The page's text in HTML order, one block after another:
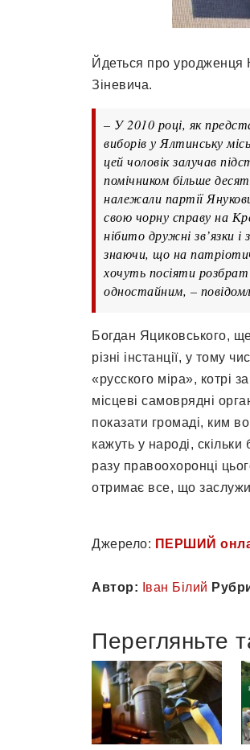
Йдеться про
Зіневича.
– У 2010 році, як
виборів у Ялтинську
цей чоловік залучав
помічником більше
належали партії
свою чорну справу на
нібито дружні зв’язки і
знаючи, що на
хочуть посіяти
одностайним, –
Богдан Яциковського,
різні інстанції, у тому
«русского міра», котрі
місцеві самоврядні
показати громаді, ким
кажуть у народі,
разу правоохоронці
отримає все, що
Джерело: ПЕРШИЙ
Автор: Іван Білий
Перегляньте